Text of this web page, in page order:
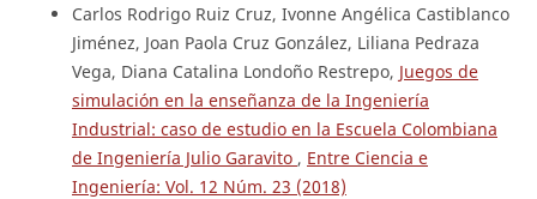
Carlos Rodrigo Ruiz Cruz, Ivonne Angélica Castiblanco
Jiménez, Joan Paola Cruz González, Liliana Pedraza
Vega, Diana Catalina Londoño Restrepo, Juegos de
simulación en la enseñanza de la Ingeniería
Industrial: caso de estudio en la Escuela Colombiana
de Ingeniería Julio Garavito , Entre Ciencia e
Ingeniería: Vol. 12 Núm. 23 (2018)